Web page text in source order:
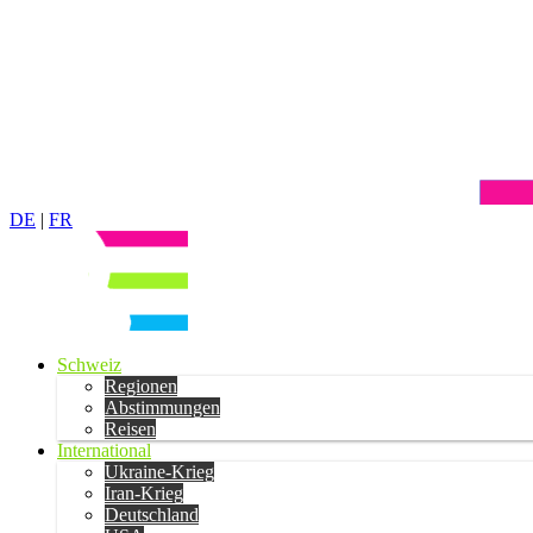
DE | FR
Schweiz
Regionen
Abstimmungen
Reisen
International
Ukraine-Krieg
Iran-Krieg
Deutschland